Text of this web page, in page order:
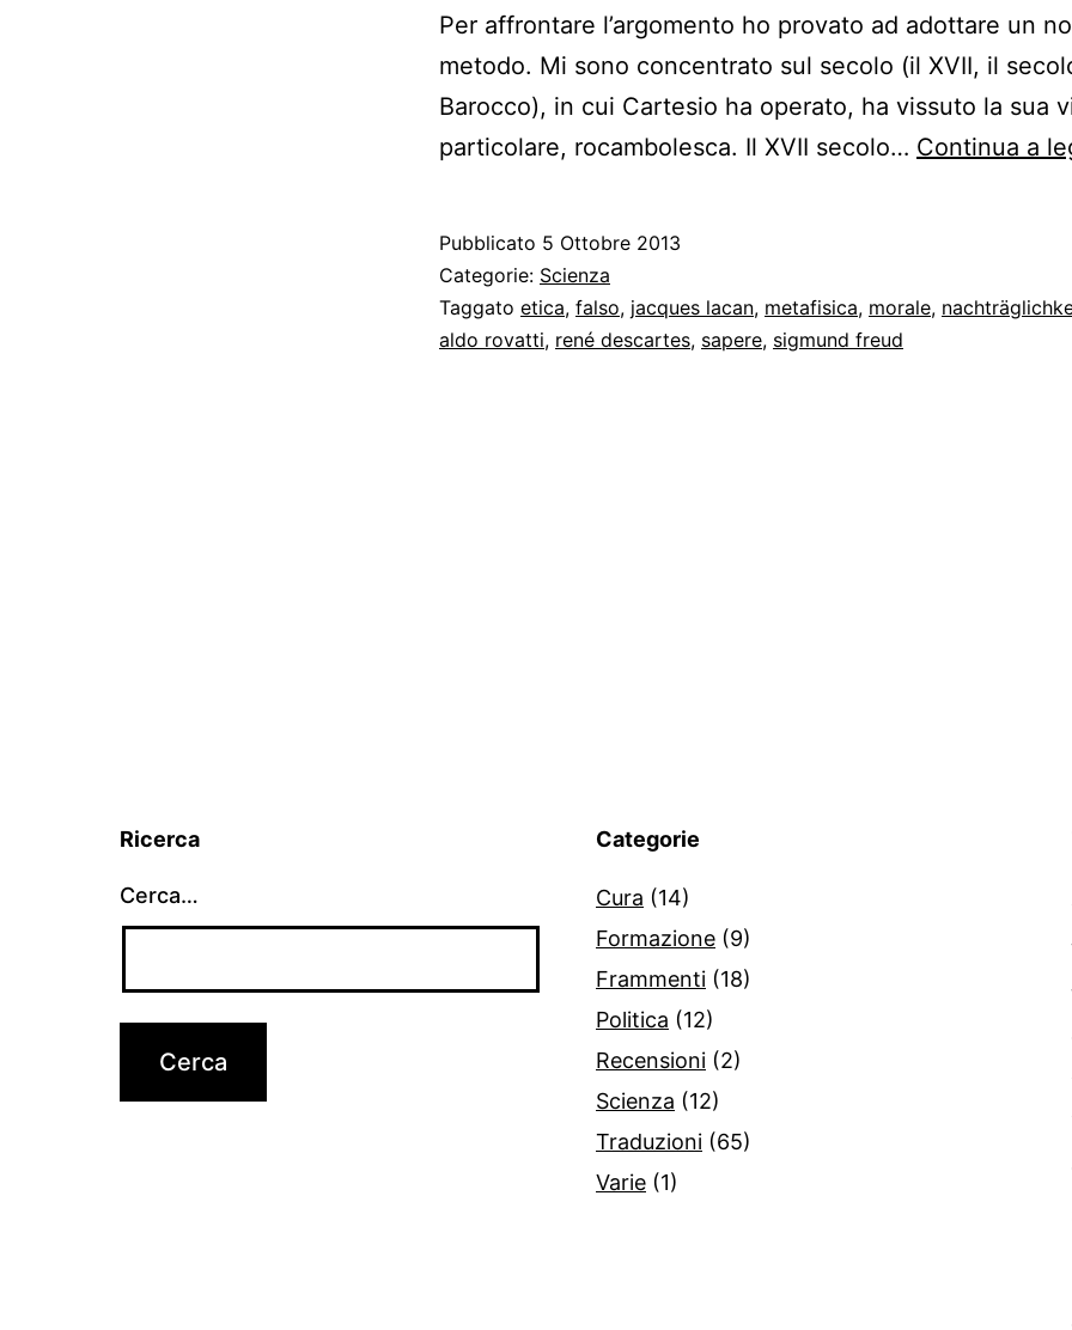
Per affrontare l’argomento ho provato ad adottare un
metodo. Mi sono concentrato sul secolo (il XVII, il
Barocco), in cui Cartesio ha operato, ha vissuto la sua
particolare, rocambolesca. Il XVII secolo… Continua a
Pubblicato 5 Ottobre 2013
Categorie: Scienza
Taggato etica, falso, jacques lacan, metafisica, morale,
aldo rovatti, rené descartes, sapere, sigmund freud
Ricerca
Cerca…
Categorie
Cura (14)
Formazione (9)
Frammenti (18)
Politica (12)
Recensioni (2)
Scienza (12)
Traduzioni (65)
Varie (1)